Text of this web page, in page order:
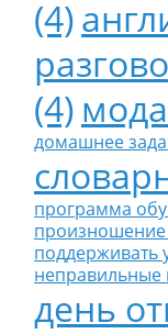
(4)
(4)
домашнее
программа
произношение
поддерживать
неправильные
день